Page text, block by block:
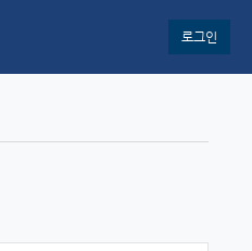
로그인